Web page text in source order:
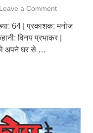
Leave a Comment
64 | प्रकाशक: मनोज
विनय प्रभाकर |
अपने घर से …